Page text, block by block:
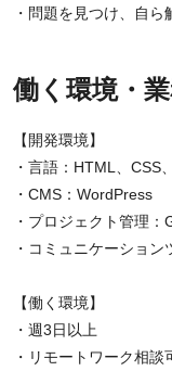
・問題を見つけ、自
働く環境・
【開発環境】
・言語：HTML、CSS
・CMS：WordPress
・プロジェクト管理：
・コミュニケーション
【働く環境】
・週3日以上
・リモートワーク相談